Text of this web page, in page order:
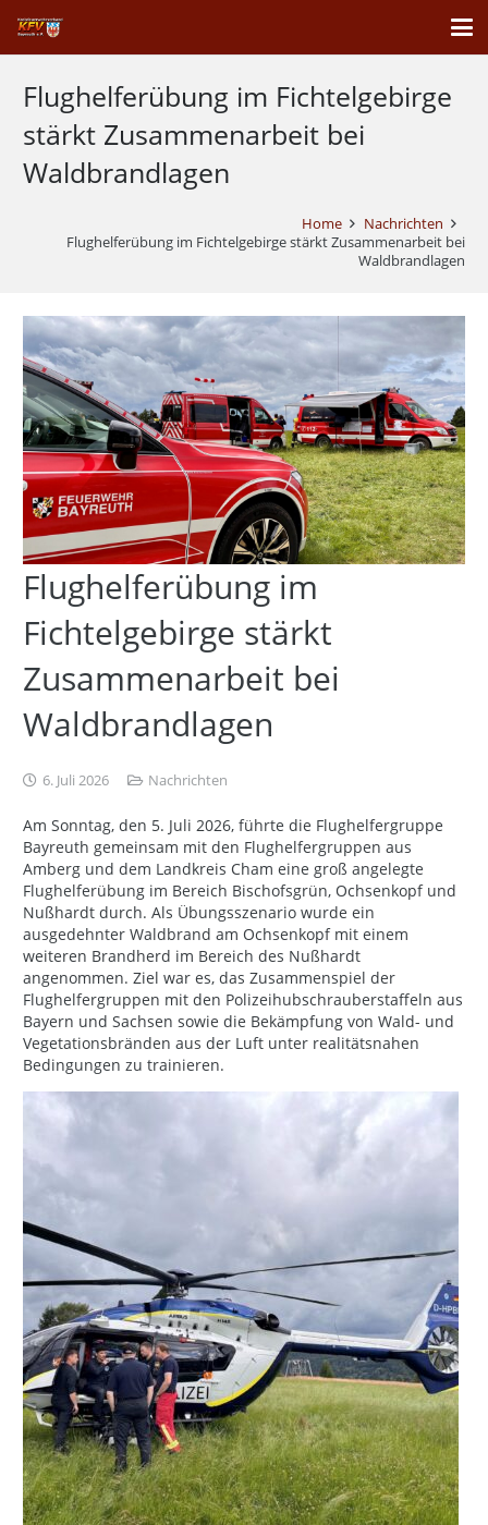
Flughelferübung im Fichtelgebirge
stärkt Zusammenarbeit bei
Waldbrandlagen
Home
Nachrichten
Flughelferübung im Fichtelgebirge stärkt Zusammenarbeit bei
Waldbrandlagen
Flughelferübung im
Fichtelgebirge stärkt
Zusammenarbeit bei
Waldbrandlagen
6. Juli 2026 Nachrichten
Am Sonntag, den 5. Juli 2026, führte die Flughelfergruppe
Bayreuth gemeinsam mit den Flughelfergruppen aus
Amberg und dem Landkreis Cham eine groß angelegte
Flughelferübung im Bereich Bischofsgrün, Ochsenkopf und
Nußhardt durch. Als Übungsszenario wurde ein
ausgedehnter Waldbrand am Ochsenkopf mit einem
weiteren Brandherd im Bereich des Nußhardt
angenommen. Ziel war es, das Zusammenspiel der
Flughelfergruppen mit den Polizeihubschrauberstaffeln aus
Bayern und Sachsen sowie die Bekämpfung von Wald- und
Vegetationsbränden aus der Luft unter realitätsnahen
Bedingungen zu trainieren.